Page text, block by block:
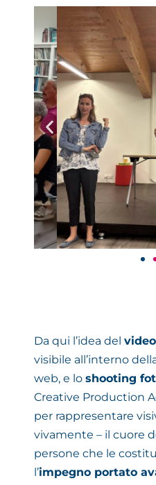
Da qui l’idea del
visibile all’interno
web, e loshooting
Creative Production
per rappresentare
vivamente – il cuore
persone che le
l’impegno portato